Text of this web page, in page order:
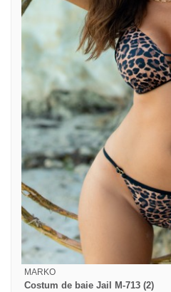
MARKO
Costum de baie Jail M-713 (2)